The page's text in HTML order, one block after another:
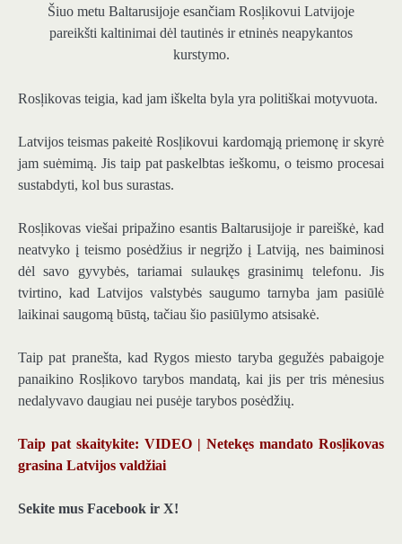
Šiuo metu Baltarusijoje esančiam Rosļikovui Latvijoje
pareikšti kaltinimai dėl tautinės ir etninės neapykantos
kurstymo.
Rosļikovas teigia, kad jam iškelta byla yra politiškai motyvuota.
Latvijos teismas pakeitė Rosļikovui kardomąją priemonę ir skyrė
jam suėmimą. Jis taip pat paskelbtas ieškomu, o teismo procesai
sustabdyti, kol bus surastas.
Rosļikovas viešai pripažino esantis Baltarusijoje ir pareiškė, kad
neatvyko į teismo posėdžius ir negrįžo į Latviją, nes baiminosi
dėl savo gyvybės, tariamai sulaukęs grasinimų telefonu. Jis
tvirtino, kad Latvijos valstybės saugumo tarnyba jam pasiūlė
laikinai saugomą būstą, tačiau šio pasiūlymo atsisakė.
Taip pat pranešta, kad Rygos miesto taryba gegužės pabaigoje
panaikino Rosļikovo tarybos mandatą, kai jis per tris mėnesius
nedalyvavo daugiau nei pusėje tarybos posėdžių.
Taip pat skaitykite: VIDEO | Netekęs mandato Rosļikovas
grasina Latvijos valdžiai
Sekite mus Facebook ir X!